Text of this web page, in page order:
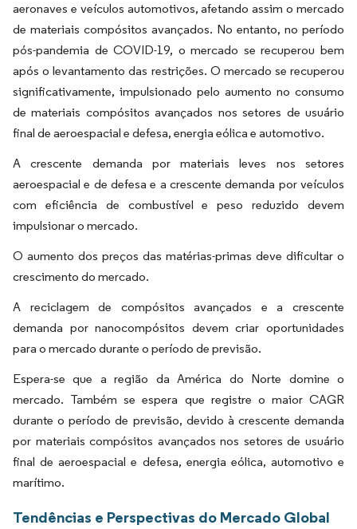
aeronaves e veículos automotivos, afetando assim o mercado
de materiais compósitos avançados. No entanto, no período
pós-pandemia de COVID-19, o mercado se recuperou bem
após o levantamento das restrições. O mercado se recuperou
significativamente, impulsionado pelo aumento no consumo
de materiais compósitos avançados nos setores de usuário
final de aeroespacial e defesa, energia eólica e automotivo.
A crescente demanda por materiais leves nos setores
aeroespacial e de defesa e a crescente demanda por veículos
com eficiência de combustível e peso reduzido devem
impulsionar o mercado.
O aumento dos preços das matérias-primas deve dificultar o
crescimento do mercado.
A reciclagem de compósitos avançados e a crescente
demanda por nanocompósitos devem criar oportunidades
para o mercado durante o período de previsão.
Espera-se que a região da América do Norte domine o
mercado. Também se espera que registre o maior CAGR
durante o período de previsão, devido à crescente demanda
por materiais compósitos avançados nos setores de usuário
final de aeroespacial e defesa, energia eólica, automotivo e
marítimo.
Tendências e Perspectivas do Mercado Global